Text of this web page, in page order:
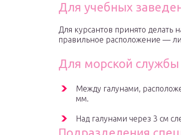
Для учебных
Для курсантов принято делать
правильное расположение —
Для морской службы
Между галунами,
мм.
Над галунами через 3 см